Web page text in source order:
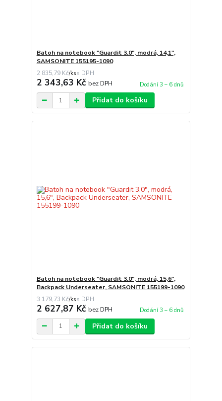
Batoh na notebook "Guardit 3.0", modrá, 14,1",
SAMSONITE 155195-1090
2 835,79 Kč/ks
2 343,63 Kč bez DPH Dodání 3 – 6 dnů
Přidat do košíku
Batoh na notebook "Guardit 3.0", modrá, 15,6",
Backpack Underseater, SAMSONITE 155199-1090
3 179,73 Kč/ks
2 627,87 Kč bez DPH Dodání 3 – 6 dnů
Přidat do košíku